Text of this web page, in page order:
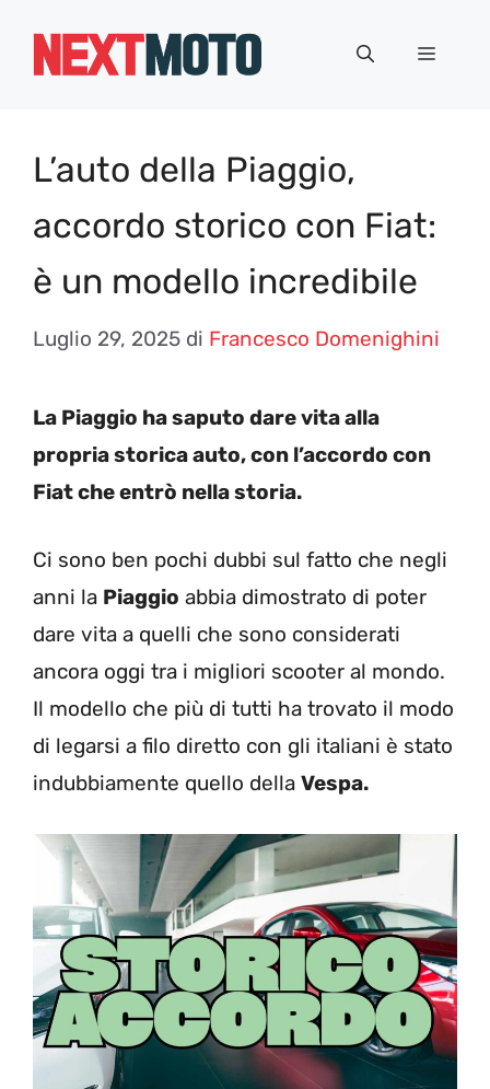
Menu
L’auto della Piaggio,
accordo storico con Fiat:
è un modello incredibile
Luglio 29, 2025 di Francesco Domenighini
La Piaggio ha saputo dare vita alla
propria storica auto, con l’accordo con
Fiat che entrò nella storia.
Ci sono ben pochi dubbi sul fatto che negli
anni la Piaggio abbia dimostrato di poter
dare vita a quelli che sono considerati
ancora oggi tra i migliori scooter al mondo.
Il modello che più di tutti ha trovato il modo
di legarsi a filo diretto con gli italiani è stato
indubbiamente quello della Vespa.